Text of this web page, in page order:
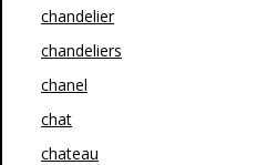
chandelier
chandeliers
chanel
chat
chateau